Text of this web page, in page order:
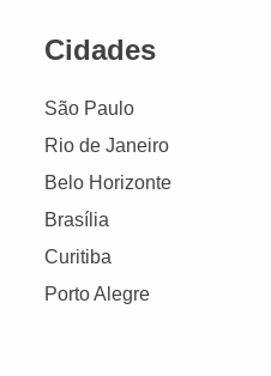
Cidades
São Paulo
Rio de Janeiro
Belo Horizonte
Brasília
Curitiba
Porto Alegre